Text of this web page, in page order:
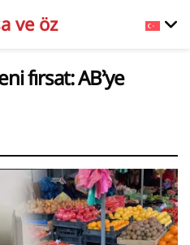
ve öz
fırsat: AB’ye